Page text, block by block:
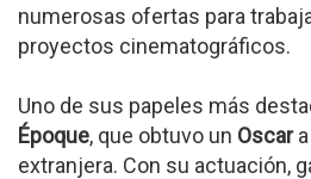
numerosas ofertas para
proyectos cinematográficos.
Uno de sus papeles más
Époque, que obtuvo un Oscara
extranjera. Con su actuación,